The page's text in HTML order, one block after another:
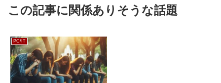
この記事に関係ありそうな話題
PC/IT